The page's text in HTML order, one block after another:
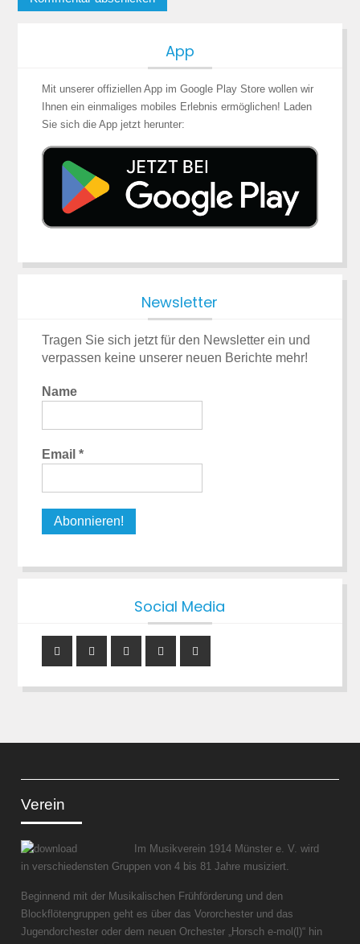
App
Mit unserer offiziellen App im Google Play Store wollen wir
Ihnen ein einmaliges mobiles Erlebnis ermöglichen! Laden
Sie sich die App jetzt herunter:
Newsletter
Tragen Sie sich jetzt für den Newsletter ein und
verpassen keine unserer neuen Berichte mehr!
Name
Email *
Social Media
Verein
Im Musikverein 1914 Münster e. V. wird
in verschiedensten Gruppen von 4 bis 81 Jahre musiziert.
Beginnend mit der Musikalischen Frühförderung und den
Blockflötengruppen geht es über das Vororchester und das
Jugendorchester oder dem neuen Orchester „Horsch e-mol(l)“ hin